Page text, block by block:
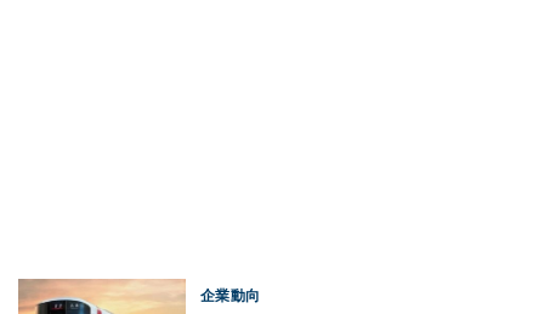
企業動向